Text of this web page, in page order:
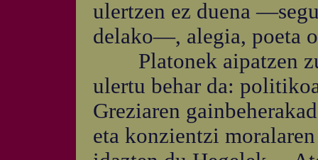
ulertzen ez duena
delako—, alegia, poeta
Platonek aipatzen
ulertu behar da:
Greziaren
eta konzientzi